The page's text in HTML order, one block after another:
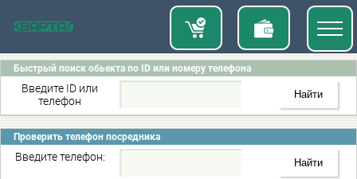
Быстрый поиск обьекта по ID или номеру телефона
Введите ID или
телефон
Проверить телефон посредника
Введите телефон: